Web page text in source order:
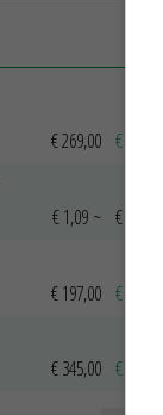
€ 269,00 € 7,00
€ 1,09 ~ € 1,11
€ 197,00 € 2,00
€ 345,00 € 20,00